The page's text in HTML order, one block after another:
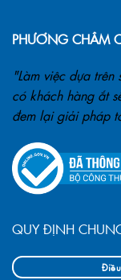
PHƯƠNG CHÂM
"Làm việc dựa
có khách hàng ắt
đem lại giải pháp
QUY ĐỊNH